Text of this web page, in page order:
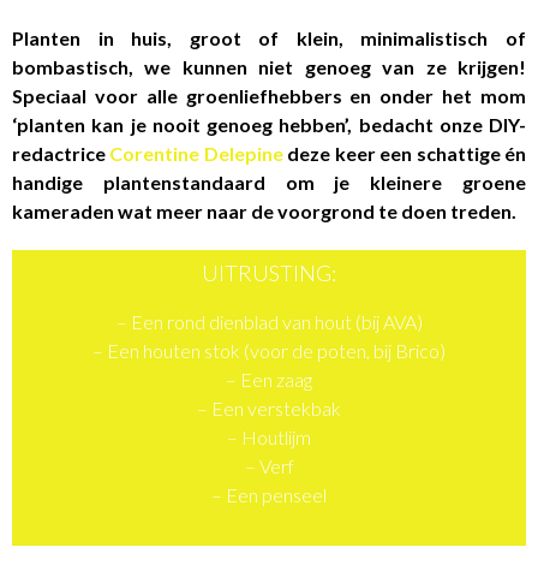
Planten in huis, groot of klein, minimalistisch of
bombastisch, we kunnen niet genoeg van ze krijgen!
Speciaal voor alle groenliefhebbers en onder het mom
‘planten kan je nooit genoeg hebben’, bedacht onze DIY-
redactrice Corentine Delepinedeze keer een schattige én
handige plantenstandaard om je kleinere groene
kameraden wat meer naar de voorgrond te doen treden.
UITRUSTING:
– Een rond dienblad van hout (bij AVA)
– Een houten stok (voor de poten, bij Brico)
– Een zaag
– Een verstekbak
– Houtlijm
– Verf
– Een penseel